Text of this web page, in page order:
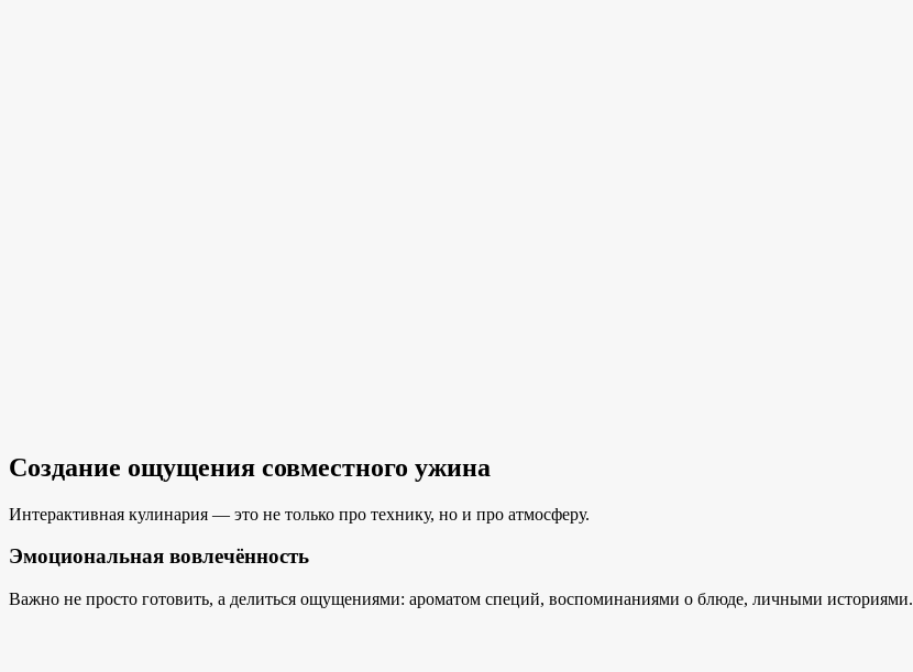
Создание ощущения совместного ужина
Интерактивная кулинария — это не только про технику, но и про атмосферу.
Эмоциональная вовлечённость
Важно не просто готовить, а делиться ощущениями: ароматом специй, воспоминаниями о блюде, личными историями.